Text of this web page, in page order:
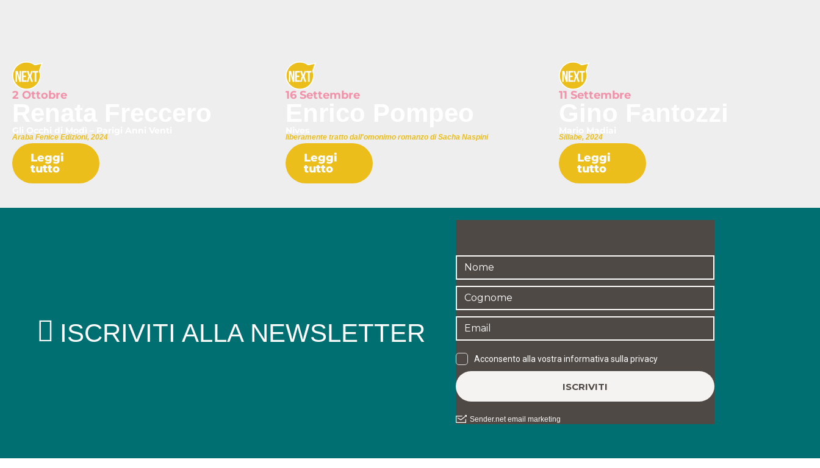
2 Ottobre
Araba Fenice Edizioni, 2024
Leggi
tutto
16 Settembre
liberamente tratto dall'omonimo romanzo di Sacha Naspini
Leggi
tutto
11 Settembre
Sillabe, 2024
Leggi
tutto
ISCRIVITI ALLA NEWSLETTER